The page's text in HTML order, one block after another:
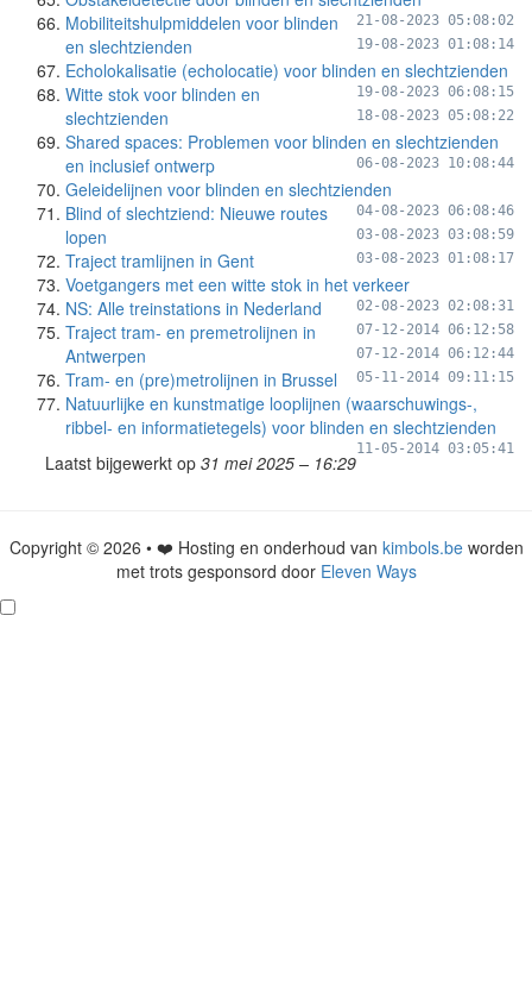
21-08-2023 05:08:02
Mobiliteitshulpmiddelen voor blinden
en slechtzienden
19-08-2023 01:08:14
Echolokalisatie (echolocatie) voor blinden en slechtzienden
19-08-2023 06:08:15
Witte stok voor blinden en
slechtzienden
18-08-2023 05:08:22
Shared spaces: Problemen voor blinden en slechtzienden
en inclusief ontwerp
06-08-2023 10:08:44
Geleidelijnen voor blinden en slechtzienden
04-08-2023 06:08:46
Blind of slechtziend: Nieuwe routes
lopen
03-08-2023 03:08:59
Traject tramlijnen in Gent 03-08-2023 01:08:17
Voetgangers met een witte stok in het verkeer
02-08-2023 02:08:31
NS: Alle treinstations in Nederland
07-12-2014 06:12:58
Traject tram- en premetrolijnen in
Antwerpen
07-12-2014 06:12:44
Tram- en (pre)metrolijnen in Brussel 05-11-2014 09:11:15
Natuurlijke en kunstmatige looplijnen (waarschuwings-,
ribbel- en informatietegels) voor blinden en slechtzienden
11-05-2014 03:05:41
Laatst bijgewerkt op 31 mei 2025 – 16:29
Copyright © 2026 • ❤️ Hosting en onderhoud van kimbols.beworden
met trots gesponsord door Eleven Ways